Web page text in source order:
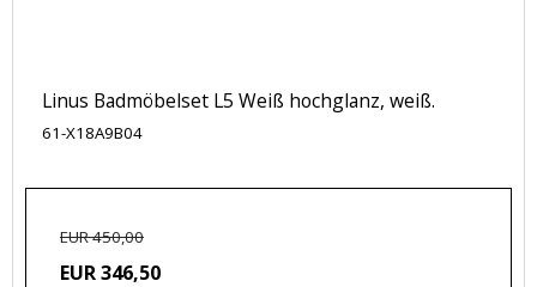
Linus Badmöbelset L5 Weiß hochglanz, weiß.
61-X18A9B04
EUR 450,00
EUR 346,50